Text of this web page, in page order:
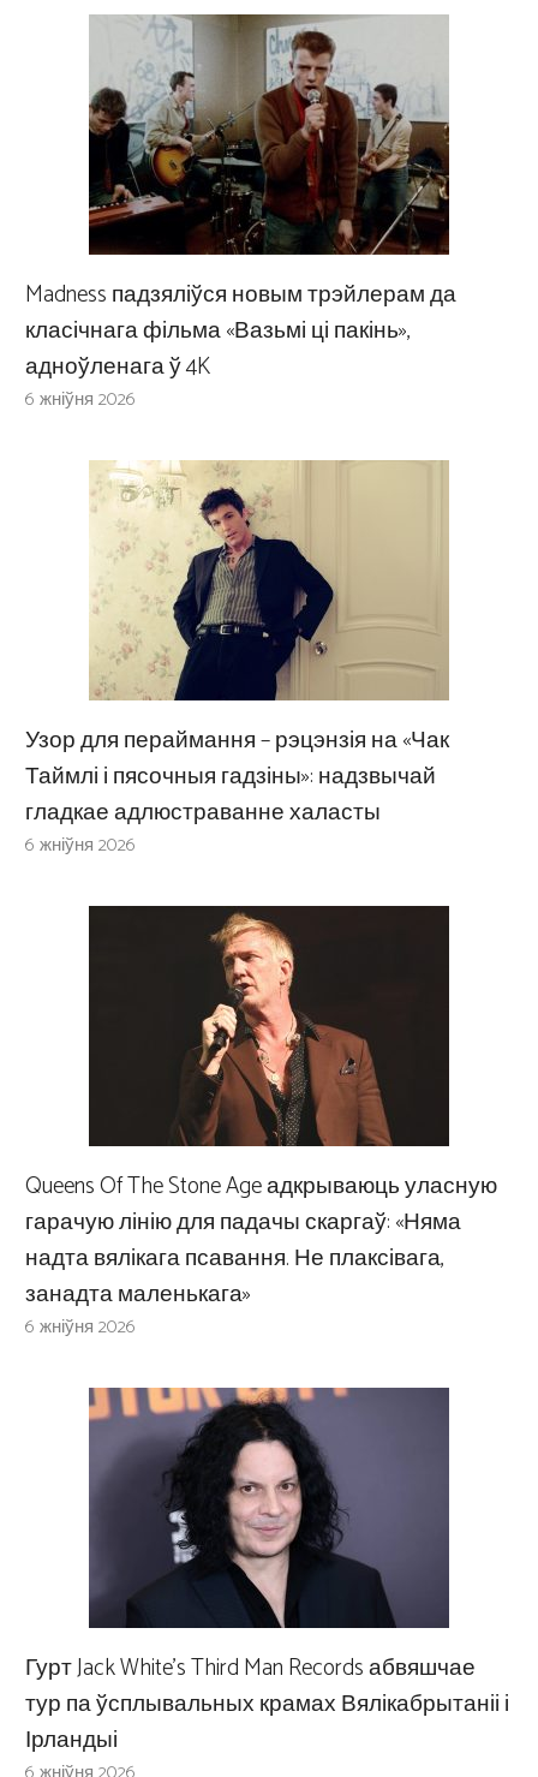
Madness падзяліўся новым трэйлерам да
класічнага фільма «Вазьмі ці пакінь»,
адноўленага ў 4K
6 жніўня 2026
Узор для пераймання – рэцэнзія на «Чак
Таймлі і пясочныя гадзіны»: надзвычай
гладкае адлюстраванне халасты
6 жніўня 2026
Queens Of The Stone Age адкрываюць уласную
гарачую лінію для падачы скаргаў: «Няма
надта вялікага псавання. Не плаксівага,
занадта маленькага»
6 жніўня 2026
Гурт Jack White’s Third Man Records абвяшчае
тур па ўсплывальных крамах Вялікабрытаніі і
Ірландыі